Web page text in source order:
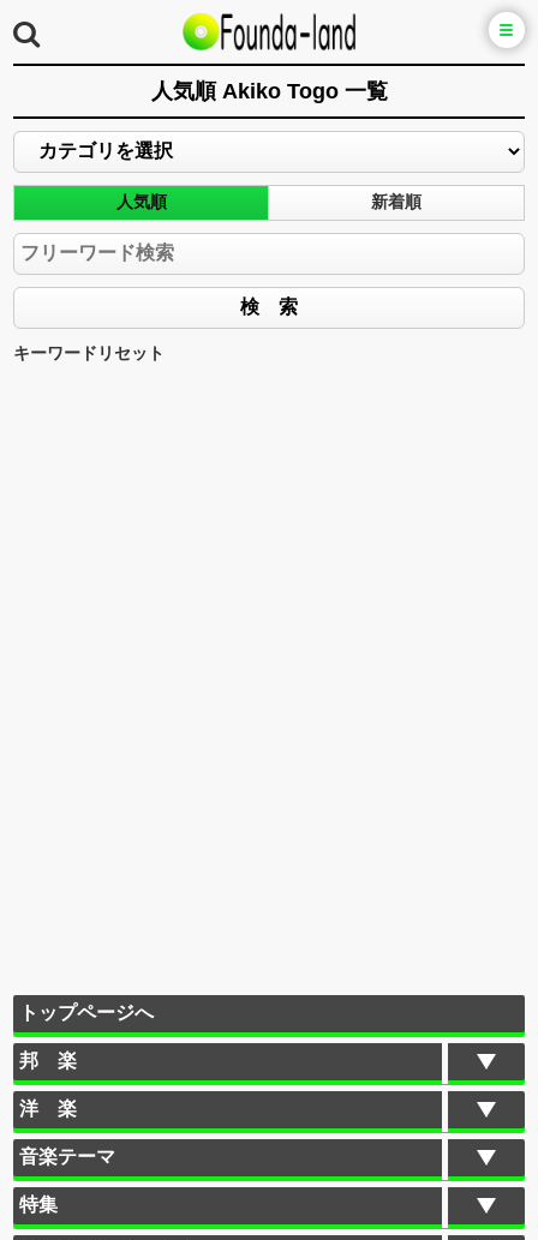
人気順 Akiko Togo 一覧
人気順 新着順
キーワードリセット
トップページへ
邦 楽
洋 楽
音楽テーマ
特集